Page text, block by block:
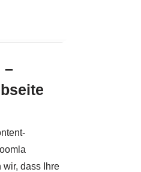
–
wir, dass Ihre